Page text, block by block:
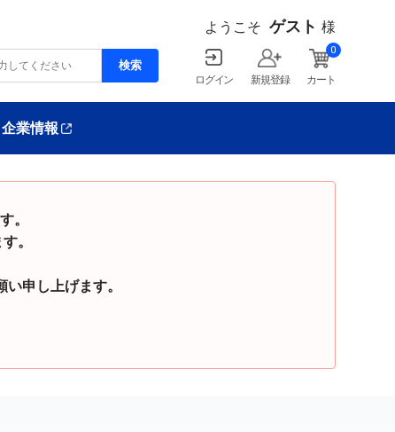
ようこそ ゲスト 様
ログイン 新規登録 カート
0
企業情報
。
。
し上げます。